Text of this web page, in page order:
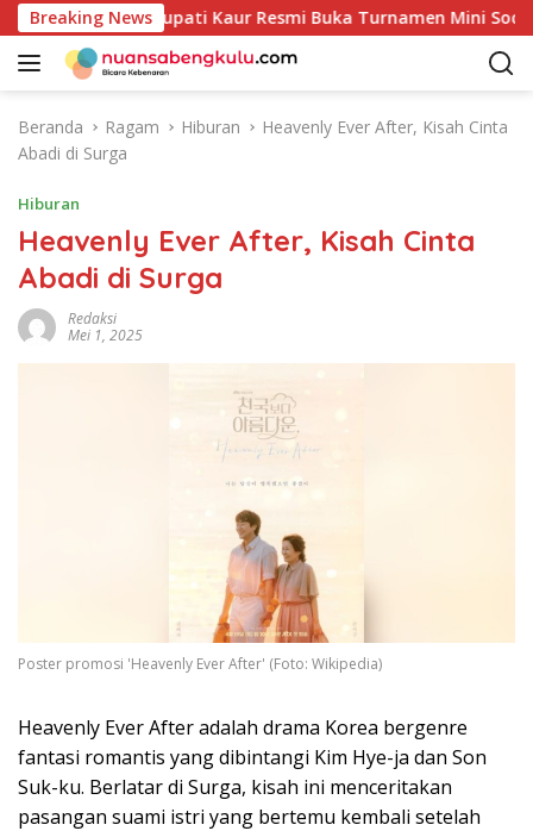
a
Breaking News
RI ke-81: Bupati Kaur Resmi Buka Turnamen Mini Soccer
Beranda Ragam Hiburan
Heavenly Ever After, Kisah Cinta
Abadi di Surga
Hiburan
Heavenly Ever After, Kisah Cinta
Abadi di Surga
Redaksi
Mei 1, 2025
Poster promosi 'Heavenly Ever After' (Foto: Wikipedia)
Heavenly Ever After adalah drama Korea bergenre
fantasi romantis yang dibintangi Kim Hye-ja dan Son
Suk-ku. Berlatar di Surga, kisah ini menceritakan
pasangan suami istri yang bertemu kembali setelah